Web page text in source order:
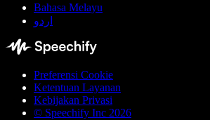
Bahasa Melayu
اردو
Preferensi Cookie
Ketentuan Layanan
Kebijakan Privasi
© Speechify Inc 2026